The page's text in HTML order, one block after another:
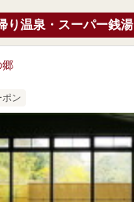
り温泉・スーパー銭湯
郷
ポン